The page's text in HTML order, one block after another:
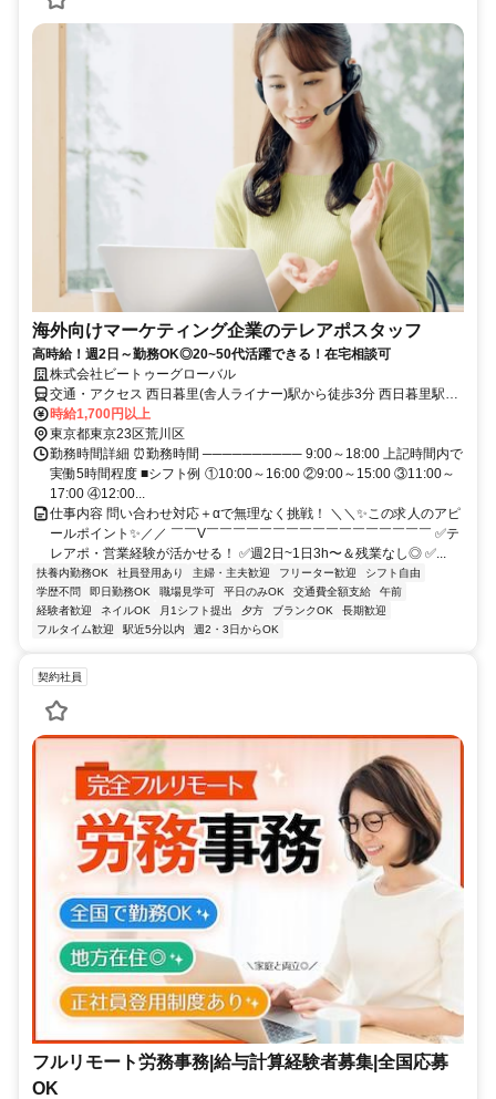
海外向けマーケティング企業のテレアポスタッフ
高時給！週2日～勤務OK◎20~50代活躍できる！在宅相談可
株式会社ビートゥーグローバル
交通・アクセス ⻄⽇暮⾥(舎⼈ライナー)駅から徒歩3分 ⻄⽇暮⾥駅か
ら徒歩4分 ⽇暮⾥駅から徒歩5分
時給1,700円以上
東京都東京23区荒川区
勤務時間詳細 ⏰勤務時間 ────────── 9:00～18:00 上記時間内で
実働5時間程度 ■シフト例 ①10:00～16:00 ②9:00～15:00 ③11:00～
17:00 ④12:00...
仕事内容 問い合わせ対応＋αで無理なく挑戦！ ＼＼✨この求人のアピ
ールポイント✨／／ ￣￣V￣￣￣￣￣￣￣￣￣￣￣￣￣￣￣￣￣ ✅テ
レアポ・営業経験が活かせる！ ✅週2日~1日3h〜＆残業なし◎ ✅...
扶養内勤務OK 社員登用あり 主婦・主夫歓迎 フリーター歓迎
シフト自由
学歴不問
即日勤務OK 職場見学可 平日のみOK 交通費全額支給
午前
経験者歓迎
ネイルOK 月1シフト提出 夕方 ブランクOK
長期歓迎
フルタイム歓迎
駅近5分以内 週2・3日からOK
契約社員
フルリモート労務事務|給与計算経験者募集|全国応募
OK